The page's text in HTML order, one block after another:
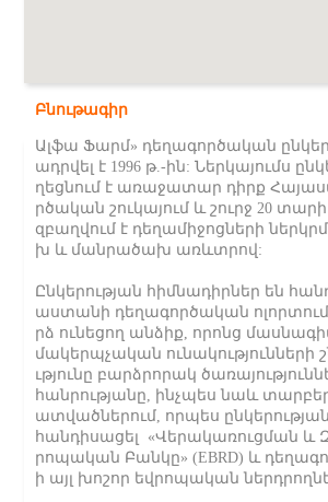
Բնութագիր
Ալֆա Ֆարմ» դեղագործական
ադրվել է 1996 թ.-ին: Ներկայումս
ղեցնում է առաջատար դիրք
րծական շուկայում և շուրջ 20
զբաղվում է դեղամիջոցների
խ և մանրածախ առևտրով:
Ընկերության հիմնադիրներ են
աստանի դեղագործական
րձ ունեցող անձիք, որոնց
մակերպչական ունակությունների
ւթյունը բարձրորակ
հանրությանը, ինչպես նաև
ատվածներում, որպես
հանդիսացել «Վերակառուցման և
րոպական Բանկը» (EBRD) և
ի այլ խոշոր եվրոպական